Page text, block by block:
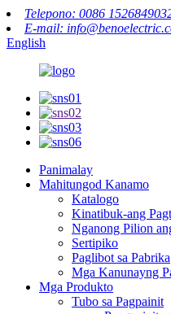
Telepono: 0086
E-mail:
English
Panimalay
Mahitungod Kanamo
Katalogo
Kinatibuk-ang
Nganong Pilion
Sertipiko
Paglibot sa Pabrika
Mga Kanunayng
Mga Produkto
Tubo sa Pagpainit